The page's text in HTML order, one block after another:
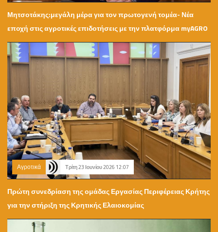
Μητσοτάκης:μεγάλη μέρα για τον πρωτογενή τομέα- Νέα
εποχή στις αγροτικές επιδοτήσεις με την πλατφόρμα myAGRO
Αγροτικά Τρίτη 23 Ιουνίου 2026 12:07
Πρώτη συνεδρίαση της ομάδας Εργασίας Περιφέρειας Κρήτης
για την στήριξη της Κρητικής Ελαιοκομίας